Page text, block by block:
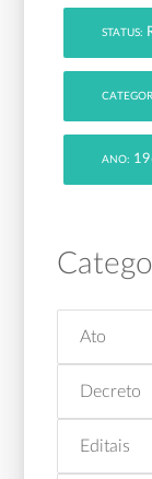
STATUS:
ANO:
Ato
Decreto
Editais